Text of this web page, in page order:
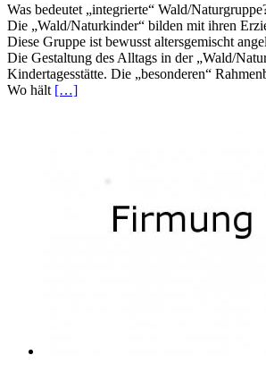
Was bedeutet „integrierte“ Wald/
Die „Wald/Naturkinder“ bilden mit ihren
Diese Gruppe ist bewusst altersgemischt
Die Gestaltung des Alltags in der „Wald/
Kindertagesstätte. Die „besonderen“
Wo hält […]